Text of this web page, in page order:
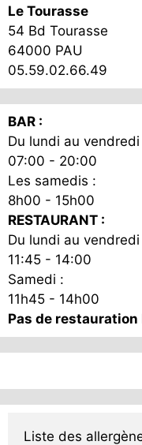
Le Tourasse
54 Bd Tourasse
64000 PAU
05.59.02.66.49
BAR :
Du lundi au vendredi
07:00 - 20:00
Les samedis :
8h00 - 15h00
RESTAURANT :
Du lundi au vendredi
11:45 - 14:00
Samedi :
11h45 - 14h00
Pas de restauration
Liste des